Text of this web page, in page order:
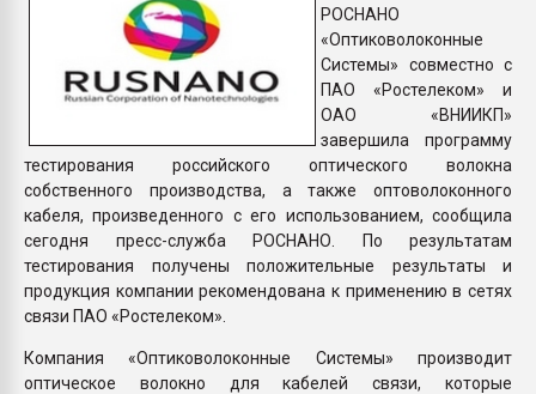
РОСНАНО
«Оптиковолоконные
Системы» совместно с
ПАО «Ростелеком» и
ОАО «ВНИИКП»
завершила программу
тестирования российского оптического волокна
собственного производства, а также оптоволоконного
кабеля, произведенного с его использованием, сообщила
сегодня пресс-служба РОСНАНО. По результатам
тестирования получены положительные результаты и
продукция компании рекомендована к применению в сетях
связи ПАО «Ростелеком».
Компания «Оптиковолоконные Системы» производит
оптическое волокно для кабелей связи, которые